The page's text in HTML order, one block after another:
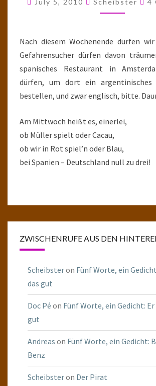
July 5, 2010 Scheibster 4
Nach diesem Wochenende dürfen
Gefahrensucher dürfen davon
spanisches Restaurant in
dürfen, um dort ein argentinisches
bestellen, und zwar englisch, bitte.
Am Mittwoch heißt es, einerlei,
ob Müller spielt oder Cacau,
ob wir in Rot spiel’n oder Blau,
bei Spanien – Deutschland null zu drei!
ZWISCHENRUFE AUS DEN
Scheibsteron Fünf Worte, ein
das gut
Doc Pé on Fünf Worte, ein Gedicht:
gut
Andreas on Fünf Worte, ein Gedicht:
Benz
Scheibsteron Der Pirat